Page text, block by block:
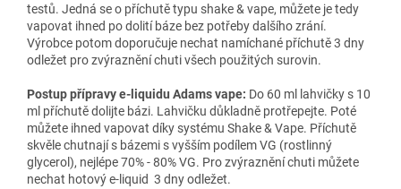
testů. Jedná se o příchutě typu shake & vape, můžete je tedy
vapovat ihned po dolití báze bez potřeby dalšího zrání.
Výrobce potom doporučuje nechat namíchané příchutě 3 dny
odležet pro zvýraznění chuti všech použitých surovin.
Postup přípravy e-liquidu Adams vape: Do 60 ml lahvičky s 10
ml příchutě dolijte bázi. Lahvičku důkladně protřepejte. Poté
můžete ihned vapovat díky systému Shake & Vape. Příchutě
skvěle chutnají s bázemi s vyšším podílem VG (rostlinný
glycerol), nejlépe 70% - 80% VG. Pro zvýraznění chuti můžete
nechat hotový e-liquid 3 dny odležet.